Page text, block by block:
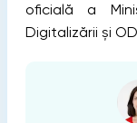
oficială a
Digitalizării și